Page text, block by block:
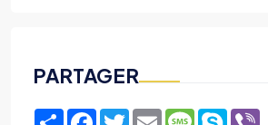
PARTAGER
ShareFacebook
TwitterEmailMessage
Skype